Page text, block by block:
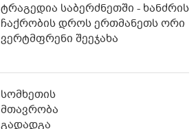
ტრაგედია საბერძნეთში - ხანძრის
ჩაქრობის დროს ერთმანეთს ორი
ვერტმფრენი შეეჯახა
სომხეთის
მთავრობა
გადადგა